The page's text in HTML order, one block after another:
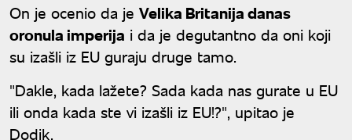
On je ocenio da je Velika Britanija danas
oronula imperija i da je degutantno da oni koji
su izašli iz EU guraju druge tamo.
"Dakle, kada lažete? Sada kada nas gurate u EU
ili onda kada ste vi izašli iz EU!?", upitao je
Dodik.